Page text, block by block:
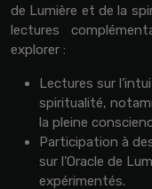
de Lumière et de la
lectures
explorer :
Lectures sur
spiritualité,
la pleine
Participation à
sur l’Oracle de
expérimentés.